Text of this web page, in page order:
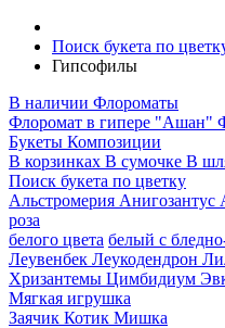
Поиск букета по
Гипсофилы
В наличии Флороматы
Флоромат в гипере "Ашан"
Букеты Композиции
В корзинках В сумочке В
Поиск букета по цветку
Альстромерия Анигозантус
роза
белого цвета белый с
Леувенбек Леукодендрон
Хризантемы Цимбидиум
Мягкая игрушка
Заячик Котик Мишка